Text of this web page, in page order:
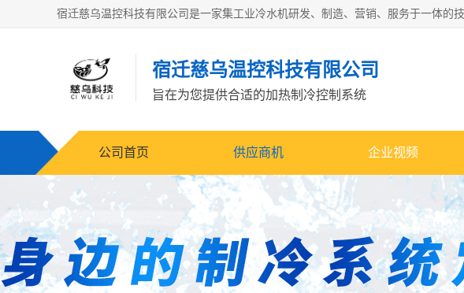
宿迁慈乌温控科技有限公司
旨在为您提供合适的加热制冷控制系统
公司首页 供应商机 企业视频